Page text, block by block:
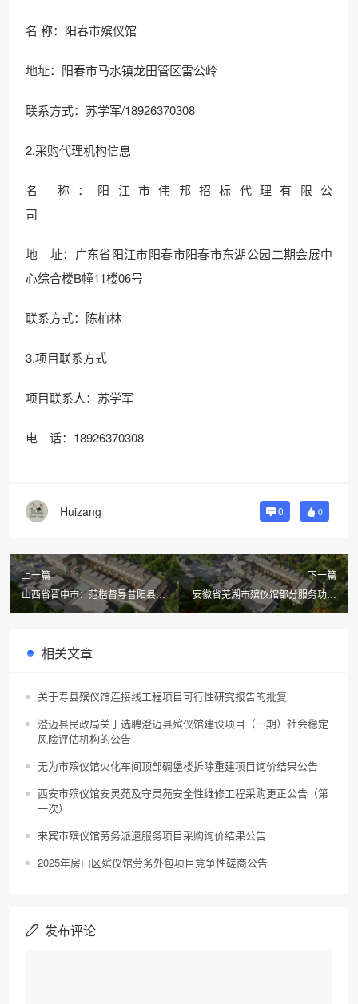
名 称：阳春市殡仪馆
地址：阳春市马水镇龙田管区雷公岭
联系方式：苏学军/18926370308
2.采购代理机构信息
名 称：阳江市伟邦招标代理有限公
司
地 址：广东省阳江市阳春市阳春市东湖公园二期会展中
心综合楼B幢11楼06号
联系方式：陈柏林
3.项目联系方式
项目联系人：苏学军
电 话：18926370308
Huizang 0 0
上一篇
山西省晋中市：范楷督导昔阳县殡
仪馆公益性公墓项目建设，并深入
下一篇
安徽省芜湖市殡仪馆部分服务功能
区维修升级改造项目一审审计服务
相关文章
关于寿县殡仪馆连接线工程项目可行性研究报告的批复
澄迈县民政局关于选聘澄迈县殡仪馆建设项目（一期）社会稳定
风险评估机构的公告
无为市殡仪馆火化车间顶部碉堡楼拆除重建项目询价结果公告
西安市殡仪馆安灵苑及守灵苑安全性维修工程采购更正公告（第
一次）
来宾市殡仪馆劳务派遣服务项目采购询价结果公告
2025年房山区殡仪馆劳务外包项目竞争性磋商公告
发布评论